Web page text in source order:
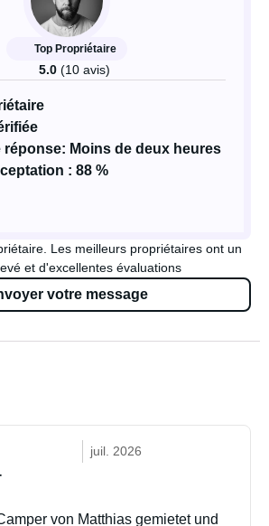
Top Propriétaire
5.0 (10 avis)
réponse: Moins de deux heures
: 88 %
Les meilleurs propriétaires ont un
et d'excellentes évaluations
votre message
juil. 2026
von Matthias gemietet und